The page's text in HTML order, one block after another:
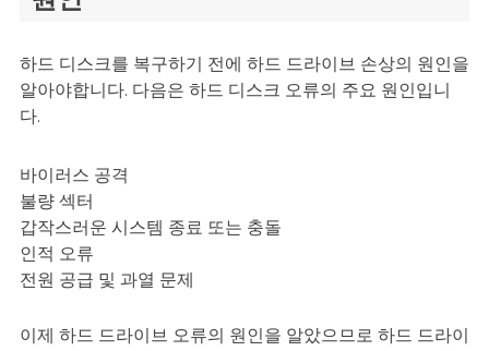
하드 디스크를 복구하기 전에 하드 드라이브 손상의 원인을
알아야합니다. 다음은 하드 디스크 오류의 주요 원인입니
다.
바이러스 공격
불량 섹터
갑작스러운 시스템 종료 또는 충돌
인적 오류
전원 공급 및 과열 문제
이제 하드 드라이브 오류의 원인을 알았으므로 하드 드라이